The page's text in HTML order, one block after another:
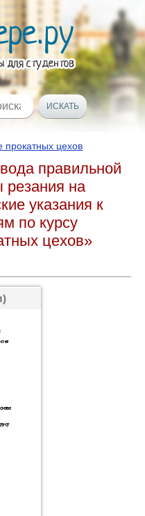
прокатных цехов
правильной
на
указания к
по курсу
цехов»